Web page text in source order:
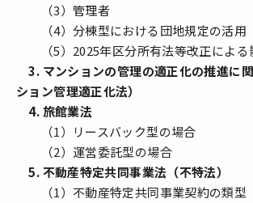
（3）管理者
（4）分棟型における団地規定の活用
（5）2025年区分所有法等改正による
3. マンションの管理の適正化の推進に
ション管理適正化法）
4. 旅館業法
（1）リースバック型の場合
（2）運営委託型の場合
5. 不動産特定共同事業法（不特法）
（1）不動産特定共同事業契約の類型